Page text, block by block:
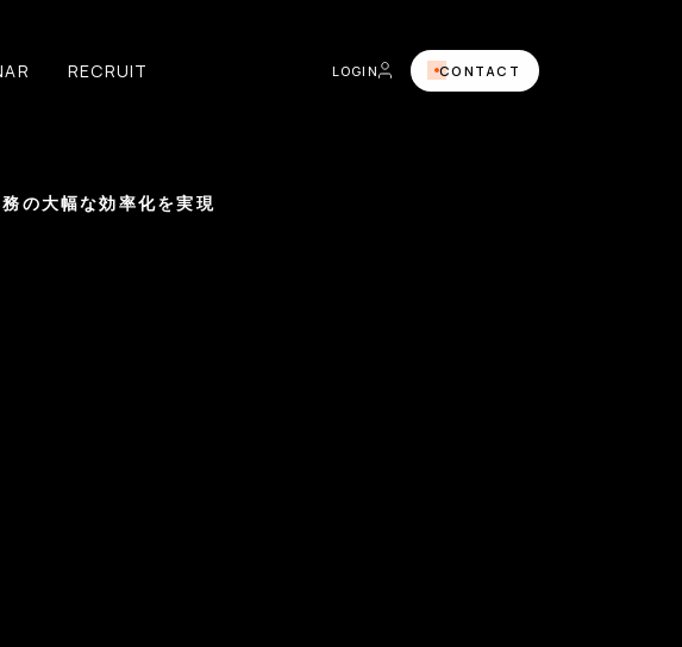
RECRUIT LOGIN CONTACT
の大幅な効率化を実現